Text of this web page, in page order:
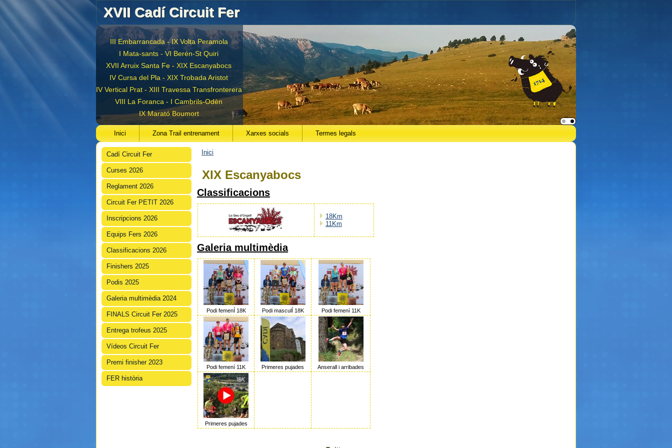
XVII Cadí Circuit Fer
III Embarrancada - IX Volta Peramola
I Mata-sants - VI Berén-St Quiri
XVII Arruix Santa Fe - XIX Escanyabocs
IV Cursa del Pla - XIX Trobada Aristot
IV Vertical Prat - XIII Travessa Transfronterera
VIII La Foranca - I Cambrils-Odèn
IX Marató Boumort
Inici Zona Trail entrenament Xarxes socials Termes legals
Cadí Circuit Fer
Curses 2026
Reglament 2026
Circuit Fer PETIT 2026
Inscripcions 2026
Equips Fers 2026
Classificacions 2026
Finishers 2025
Podis 2025
Galeria multimèdia 2024
FINALS Circuit Fer 2025
Entrega trofeus 2025
Vídeos Circuit Fer
Premi finisher 2023
FER història
Inici
XIX Escanyabocs
Classificacions
18Km
11Km
Galeria multimèdia
Podi femenÍ 18K Podi masculÍ 18K Podi femení 11K
Podi femení 11K Primeres pujades Anserall i arribades
Primeres pujades